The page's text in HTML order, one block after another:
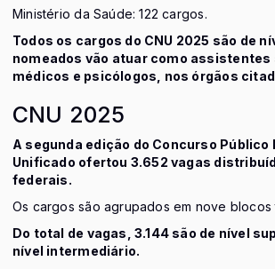
Ministério da Saúde: 122 cargos.
Todos os cargos do CNU 2025 são de
nomeados vão atuar como assistentes
médicos e psicólogos, nos órgãos
CNU 2025
A segunda edição do Concurso Público
Unificado ofertou 3.652 vagas
federais.
Os cargos são agrupados em nove blocos
Do total de vagas, 3.144 são de nível
nível intermediário.